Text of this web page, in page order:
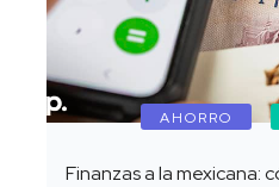
AHORRO
Finanzas a la mexicana: